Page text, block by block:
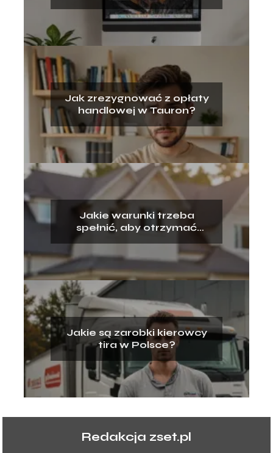
Jak zrezygnować z opłaty
handlowej w Tauron?
Jakie warunki trzeba
spełnić, aby otrzymać
Jakie są zarobki kierowcy
tira w Polsce?
Redakcja zset.pl